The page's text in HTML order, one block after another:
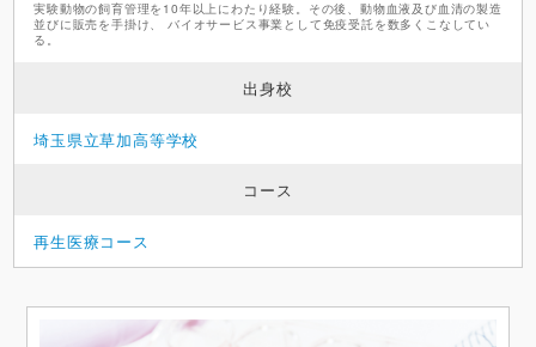
実験動物の飼育管理を10年以上にわたり経験。その後、動物血液及び血清の製造
並びに販売を手掛け、 バイオサービス事業として免疫受託を数多くこなしてい
る。
出身校
埼玉県立草加高等学校
コース
再生医療コース